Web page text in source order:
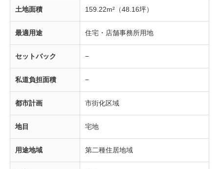
土地面積 159.22m²（48.16坪）
最適用途 住宅・店舗事務所用地
セットバック −
私道負担面積 −
都市計画 市街化区域
地目 宅地
用途地域 第二種住居地域